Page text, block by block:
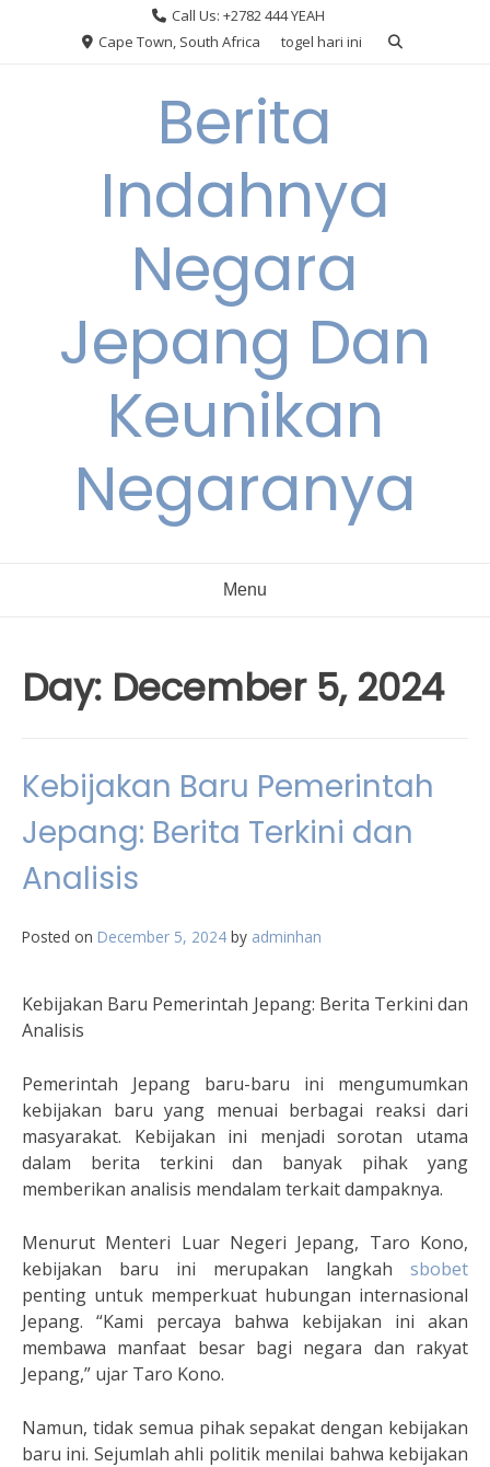
Call Us: +2782 444 YEAH
Cape Town, South Africa
togel hari ini
Berita
Indahnya
Negara
Jepang Dan
Keunikan
Negaranya
Menu
Day: December 5, 2024
Kebijakan Baru Pemerintah
Jepang: Berita Terkini dan
Analisis
Posted on December 5, 2024 by adminhan
Kebijakan Baru Pemerintah Jepang: Berita Terkini dan
Analisis
Pemerintah Jepang baru-baru ini mengumumkan
kebijakan baru yang menuai berbagai reaksi dari
masyarakat. Kebijakan ini menjadi sorotan utama
dalam berita terkini dan banyak pihak yang
memberikan analisis mendalam terkait dampaknya.
Menurut Menteri Luar Negeri Jepang, Taro Kono,
kebijakan baru ini merupakan langkah sbobet
penting untuk memperkuat hubungan internasional
Jepang. “Kami percaya bahwa kebijakan ini akan
membawa manfaat besar bagi negara dan rakyat
Jepang,” ujar Taro Kono.
Namun, tidak semua pihak sepakat dengan kebijakan
baru ini. Sejumlah ahli politik menilai bahwa kebijakan